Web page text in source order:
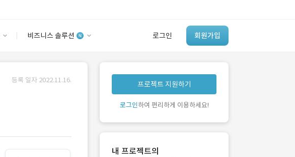
비즈니스 솔루션 로그인 회원가입
안심 코드 케어
유사사례 검색 AI
‘이런 거’ 만들어본
개발 회사 있어?
등록 일자 2022.11.16. 프로젝트 지원하기
로그인하여 편리하게 이용하세요!
내 프로젝트의